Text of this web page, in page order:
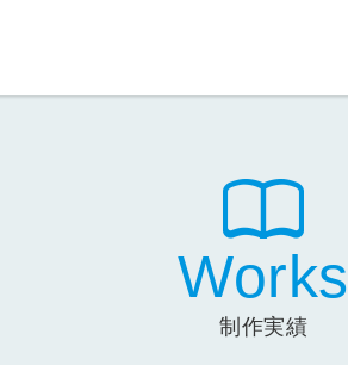
Works
制作実績